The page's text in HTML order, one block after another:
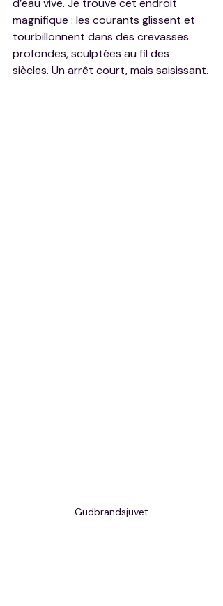
d’eau vive. Je trouve cet endroit
magnifique : les courants glissent et
tourbillonnent dans des crevasses
profondes, sculptées au fil des
siècles. Un arrêt court, mais saisissant.
Gudbrandsjuvet